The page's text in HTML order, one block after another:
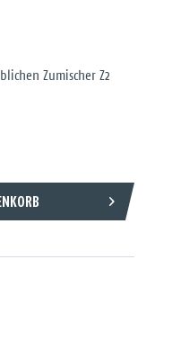
Zumischer Z2